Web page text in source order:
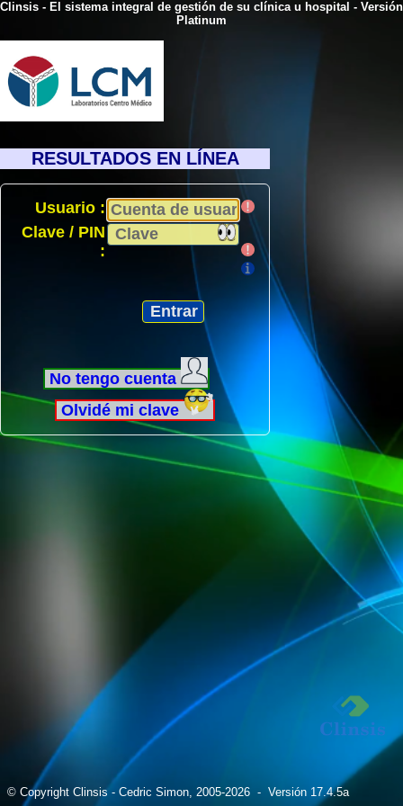
Clinsis - El sistema integral de gestión de su clínica u hospital - Versión
Platinum
RESULTADOS EN LÍNEA
Usuario :
Clave / PIN
:
No tengo cuenta
Olvidé mi clave
© Copyright Clinsis - Cedric Simon, 2005-2026 - Versión 17.4.5a